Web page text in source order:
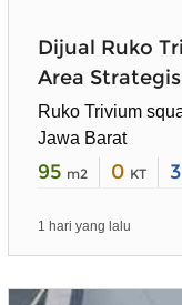
Dijual Ruko
Area
Ruko Trivium
Jawa Barat
95 m2 0 KT 3
1 hari yang lalu